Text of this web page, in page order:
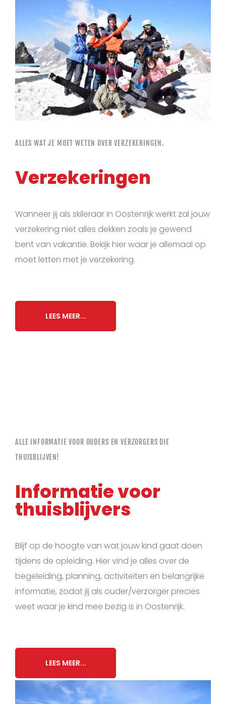
ALLES WAT JE MOET WETEN OVER VERZEKERINGEN.
Verzekeringen
Wanneer jij als skileraar in Oostenrijk werkt zal jouw
verzekering niet alles dekken zoals je gewend
bent van vakantie. Bekijk hier waar je allemaal op
moet letten met je verzekering.
LEES MEER...
ALLE INFORMATIE VOOR OUDERS EN VERZORGERS DIE
THUISBLIJVEN!
Informatie voor
thuisblijvers
Blijf op de hoogte van wat jouw kind gaat doen
tijdens de opleiding. Hier vind je alles over de
begeleiding, planning, activiteiten en belangrijke
informatie, zodat jij als ouder/verzorger precies
weet waar je kind mee bezig is in Oostenrijk.
LEES MEER...